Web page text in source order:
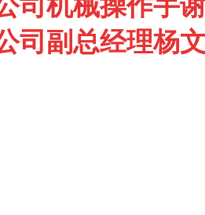
司副总经理杨